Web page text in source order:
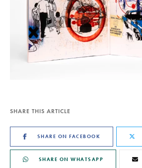
SHARE THIS ARTICLE
SHARE ON FACEBOOK
SHARE ON WHATSAPP